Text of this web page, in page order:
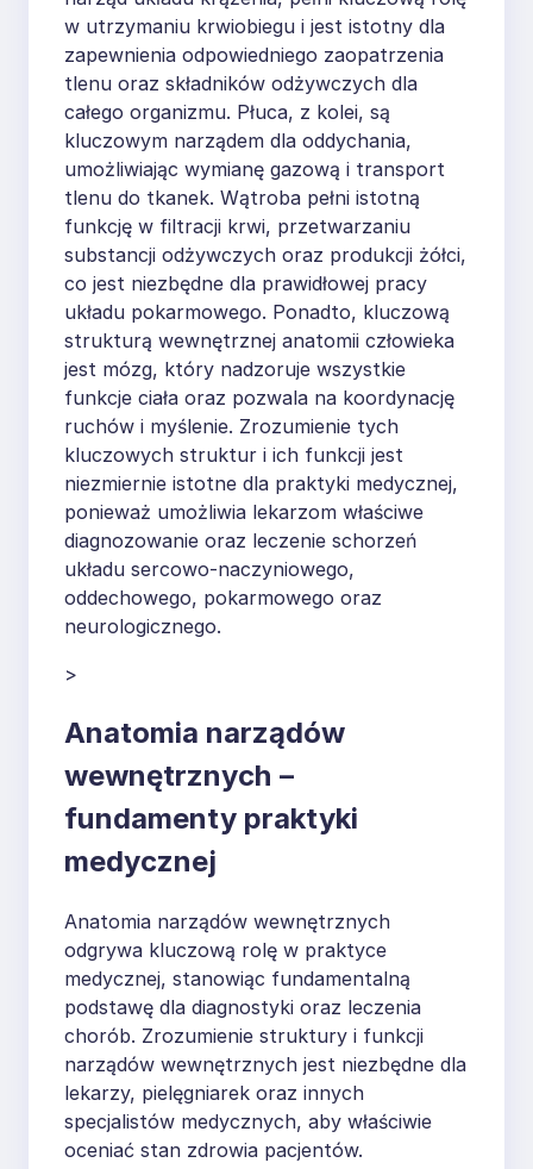
w utrzymaniu krwiobiegu i jest istotny dla
zapewnienia odpowiedniego zaopatrzenia
tlenu oraz składników odżywczych dla
całego organizmu. Płuca, z kolei, są
kluczowym narządem dla oddychania,
umożliwiając wymianę gazową i transport
tlenu do tkanek. Wątroba pełni istotną
funkcję w filtracji krwi, przetwarzaniu
substancji odżywczych oraz produkcji żółci,
co jest niezbędne dla prawidłowej pracy
układu pokarmowego. Ponadto, kluczową
strukturą wewnętrznej anatomii człowieka
jest mózg, który nadzoruje wszystkie
funkcje ciała oraz pozwala na koordynację
ruchów i myślenie. Zrozumienie tych
kluczowych struktur i ich funkcji jest
niezmiernie istotne dla praktyki medycznej,
ponieważ umożliwia lekarzom właściwe
diagnozowanie oraz leczenie schorzeń
układu sercowo-naczyniowego,
oddechowego, pokarmowego oraz
neurologicznego.
>
Anatomia narządów
wewnętrznych –
fundamenty praktyki
medycznej
Anatomia narządów wewnętrznych
odgrywa kluczową rolę w praktyce
medycznej, stanowiąc fundamentalną
podstawę dla diagnostyki oraz leczenia
chorób. Zrozumienie struktury i funkcji
narządów wewnętrznych jest niezbędne dla
lekarzy, pielęgniarek oraz innych
specjalistów medycznych, aby właściwie
oceniać stan zdrowia pacjentów.